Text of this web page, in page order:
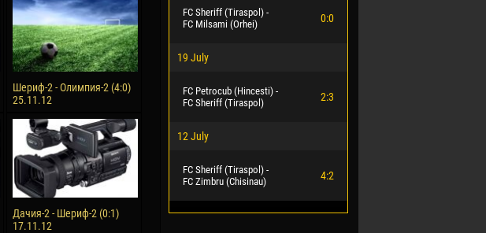
Шериф-2 - Олимпия-2 (4:0)
25.11.12
Дачия-2 - Шериф-2 (0:1)
17.11.12
FC Sheriff (Tiraspol) -
FC Milsami (Orhei)
0:0
19 July
FC Petrocub (Hincesti) -
FC Sheriff (Tiraspol)
2:3
12 July
FC Sheriff (Tiraspol) -
FC Zimbru (Chisinau)
4:2